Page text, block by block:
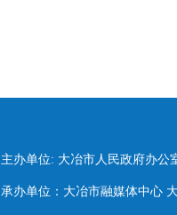
主办单位: 大冶市人民政府办公
承办单位：大冶市融媒体中心